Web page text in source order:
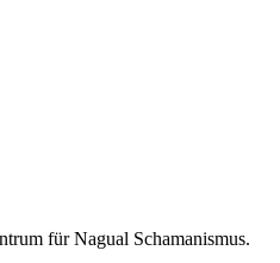
für Nagual Schamanismus.